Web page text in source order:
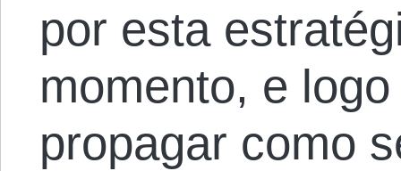
por esta
momento, e
propagar como